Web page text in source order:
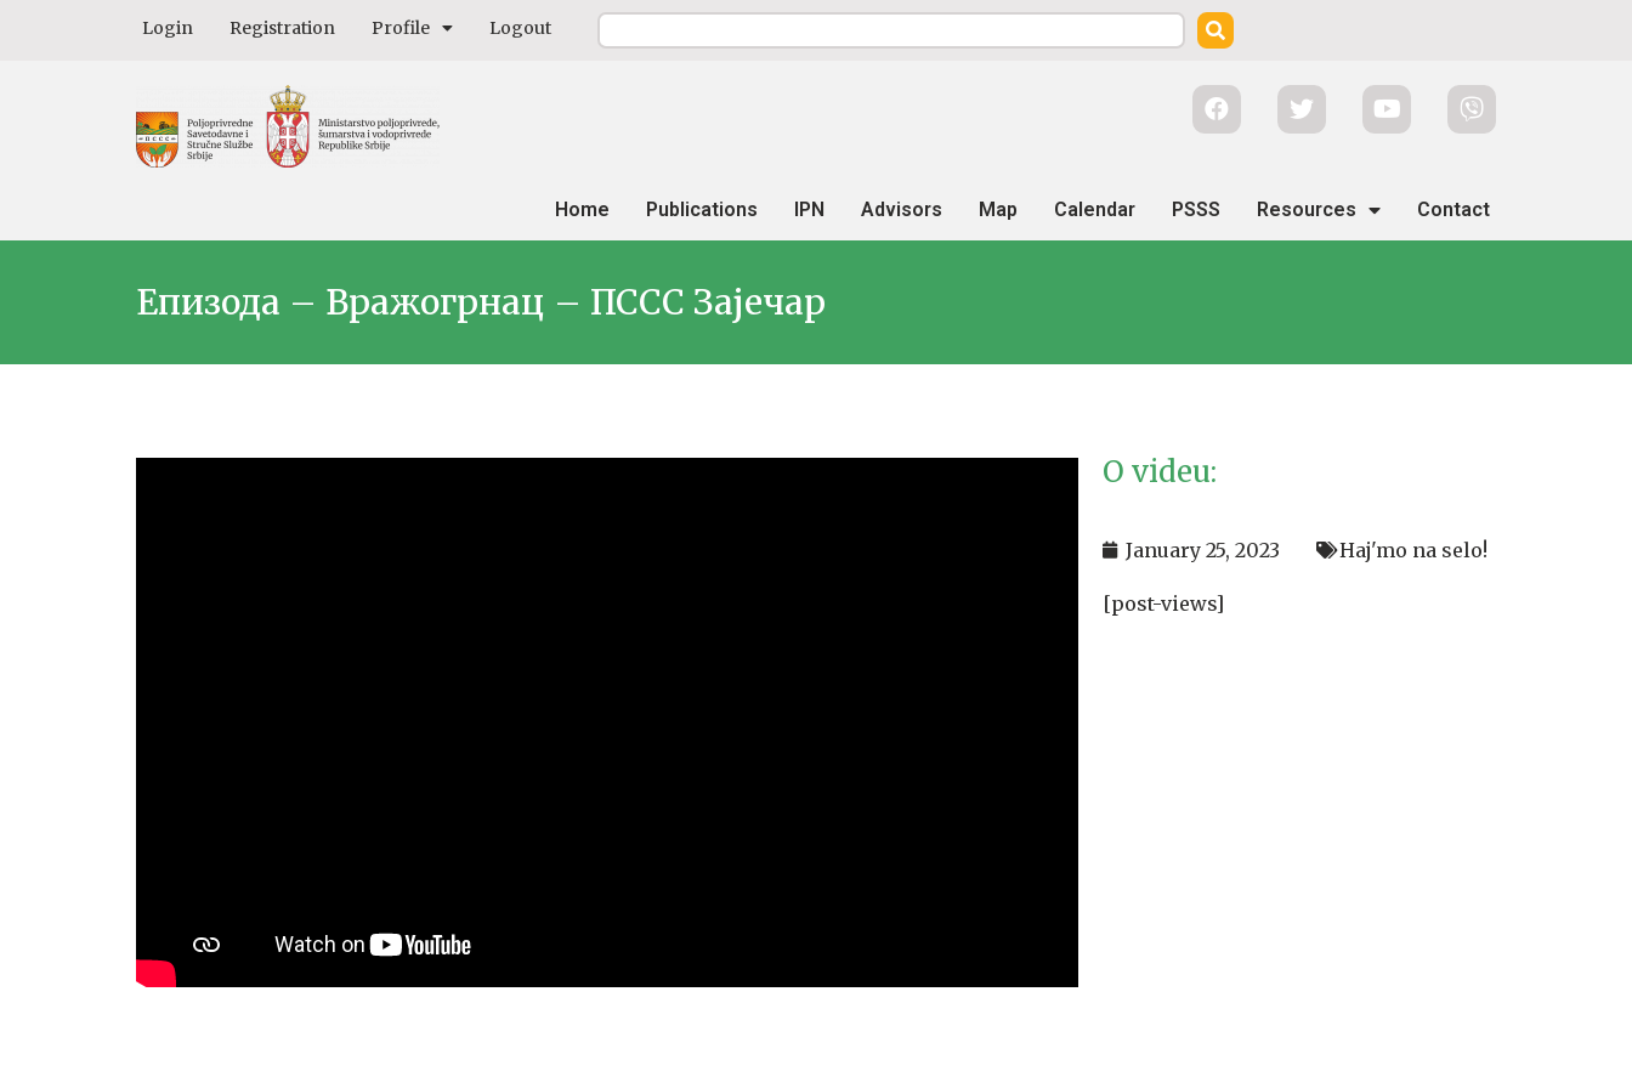
Login Registration Profile Logout
Home Publications IPN Advisors Map Calendar PSSS Resources Contact
Епизода – Вражогрнац – ПССС Зајечар
O videu:
January 25, 2023 Haj'mo na selo!
[post-views]